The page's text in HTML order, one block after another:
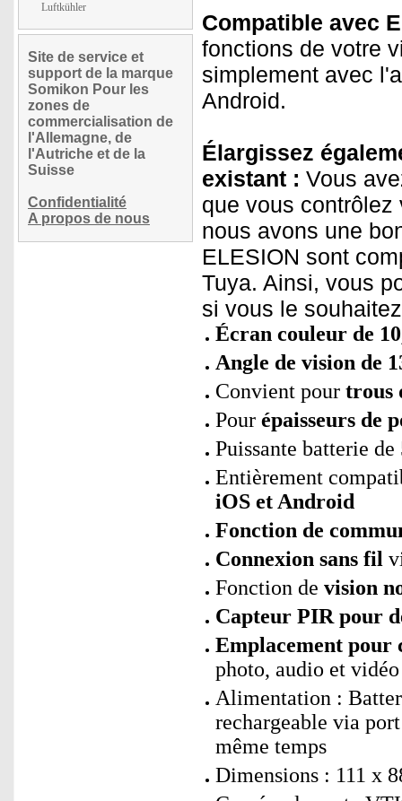
Luftkühler
Site de service et
support de la marque
Somikon Pour les
zones de
commercialisation de
l'Allemagne, de
l'Autriche et de la
Suisse
Confidentialité
A propos de nous
Compatible avec
fonctions de votre
simplement avec
Android.
Élargissez
existant : Vous
que vous
nous avons une
ELESION sont
Tuya. Ainsi, vous
si vous le
Écran couleur de
Angle de vision de
Convient pour trous
Pour épaisseurs de
Puissante batterie
Entièrement
iOS et Android
Fonction de
Connexion sans fil
Fonction de vision
Capteur PIR pour
Emplacement
photo, audio et
Alimentation :
rechargeable via
même temps
Dimensions : 111 x